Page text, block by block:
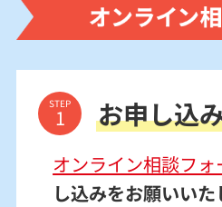
STEP お申し込
オンライン相談フォ
し込みをお願いいた